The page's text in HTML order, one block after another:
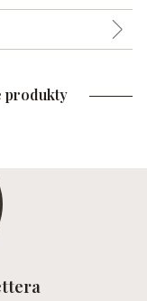
produkty